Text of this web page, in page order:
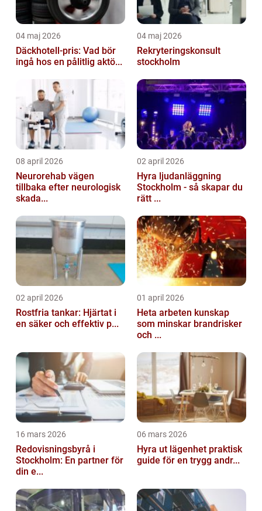
04 maj 2026
Däckhotell-pris: Vad bör
ingå hos en pålitlig aktö...
04 maj 2026
Rekryteringskonsult
stockholm
08 april 2026
Neurorehab vägen
tillbaka efter neurologisk
skada...
02 april 2026
Hyra ljudanläggning
Stockholm - så skapar du
rätt ...
02 april 2026
Rostfria tankar: Hjärtat i
en säker och effektiv p...
01 april 2026
Heta arbeten kunskap
som minskar brandrisker
och ...
16 mars 2026
Redovisningsbyrå i
Stockholm: En partner för
din e...
06 mars 2026
Hyra ut lägenhet praktisk
guide för en trygg andr...